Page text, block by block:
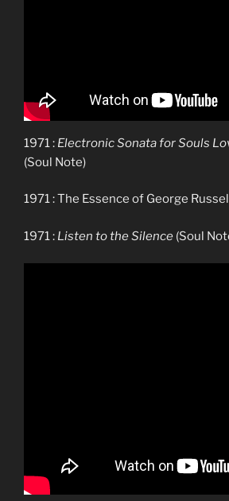
1971 : Electronic Sonata for Souls
(Soul Note)
1971 : The Essence of George
1971 : Listen to the Silence (Soul